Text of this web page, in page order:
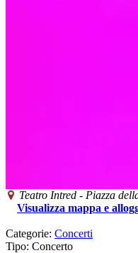
Teatro Intred - Piazza
Visualizza mappa e
Categorie: Concerti
Tipo: Concerto